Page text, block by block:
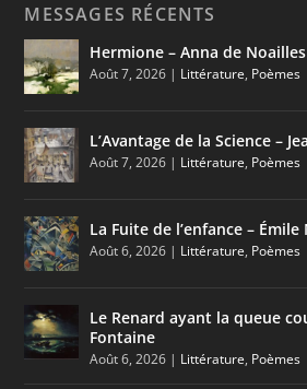
MESSAGES RÉCENTS
Hermione – Anna de Noailles
Août 7, 2026 | Littérature, Poèmes
L’Avantage de la Science –
Août 7, 2026 | Littérature, Poèmes
La Fuite de l’enfance – Émile
Août 6, 2026 | Littérature, Poèmes
Le Renard ayant la queue
Fontaine
Août 6, 2026 | Littérature, Poèmes